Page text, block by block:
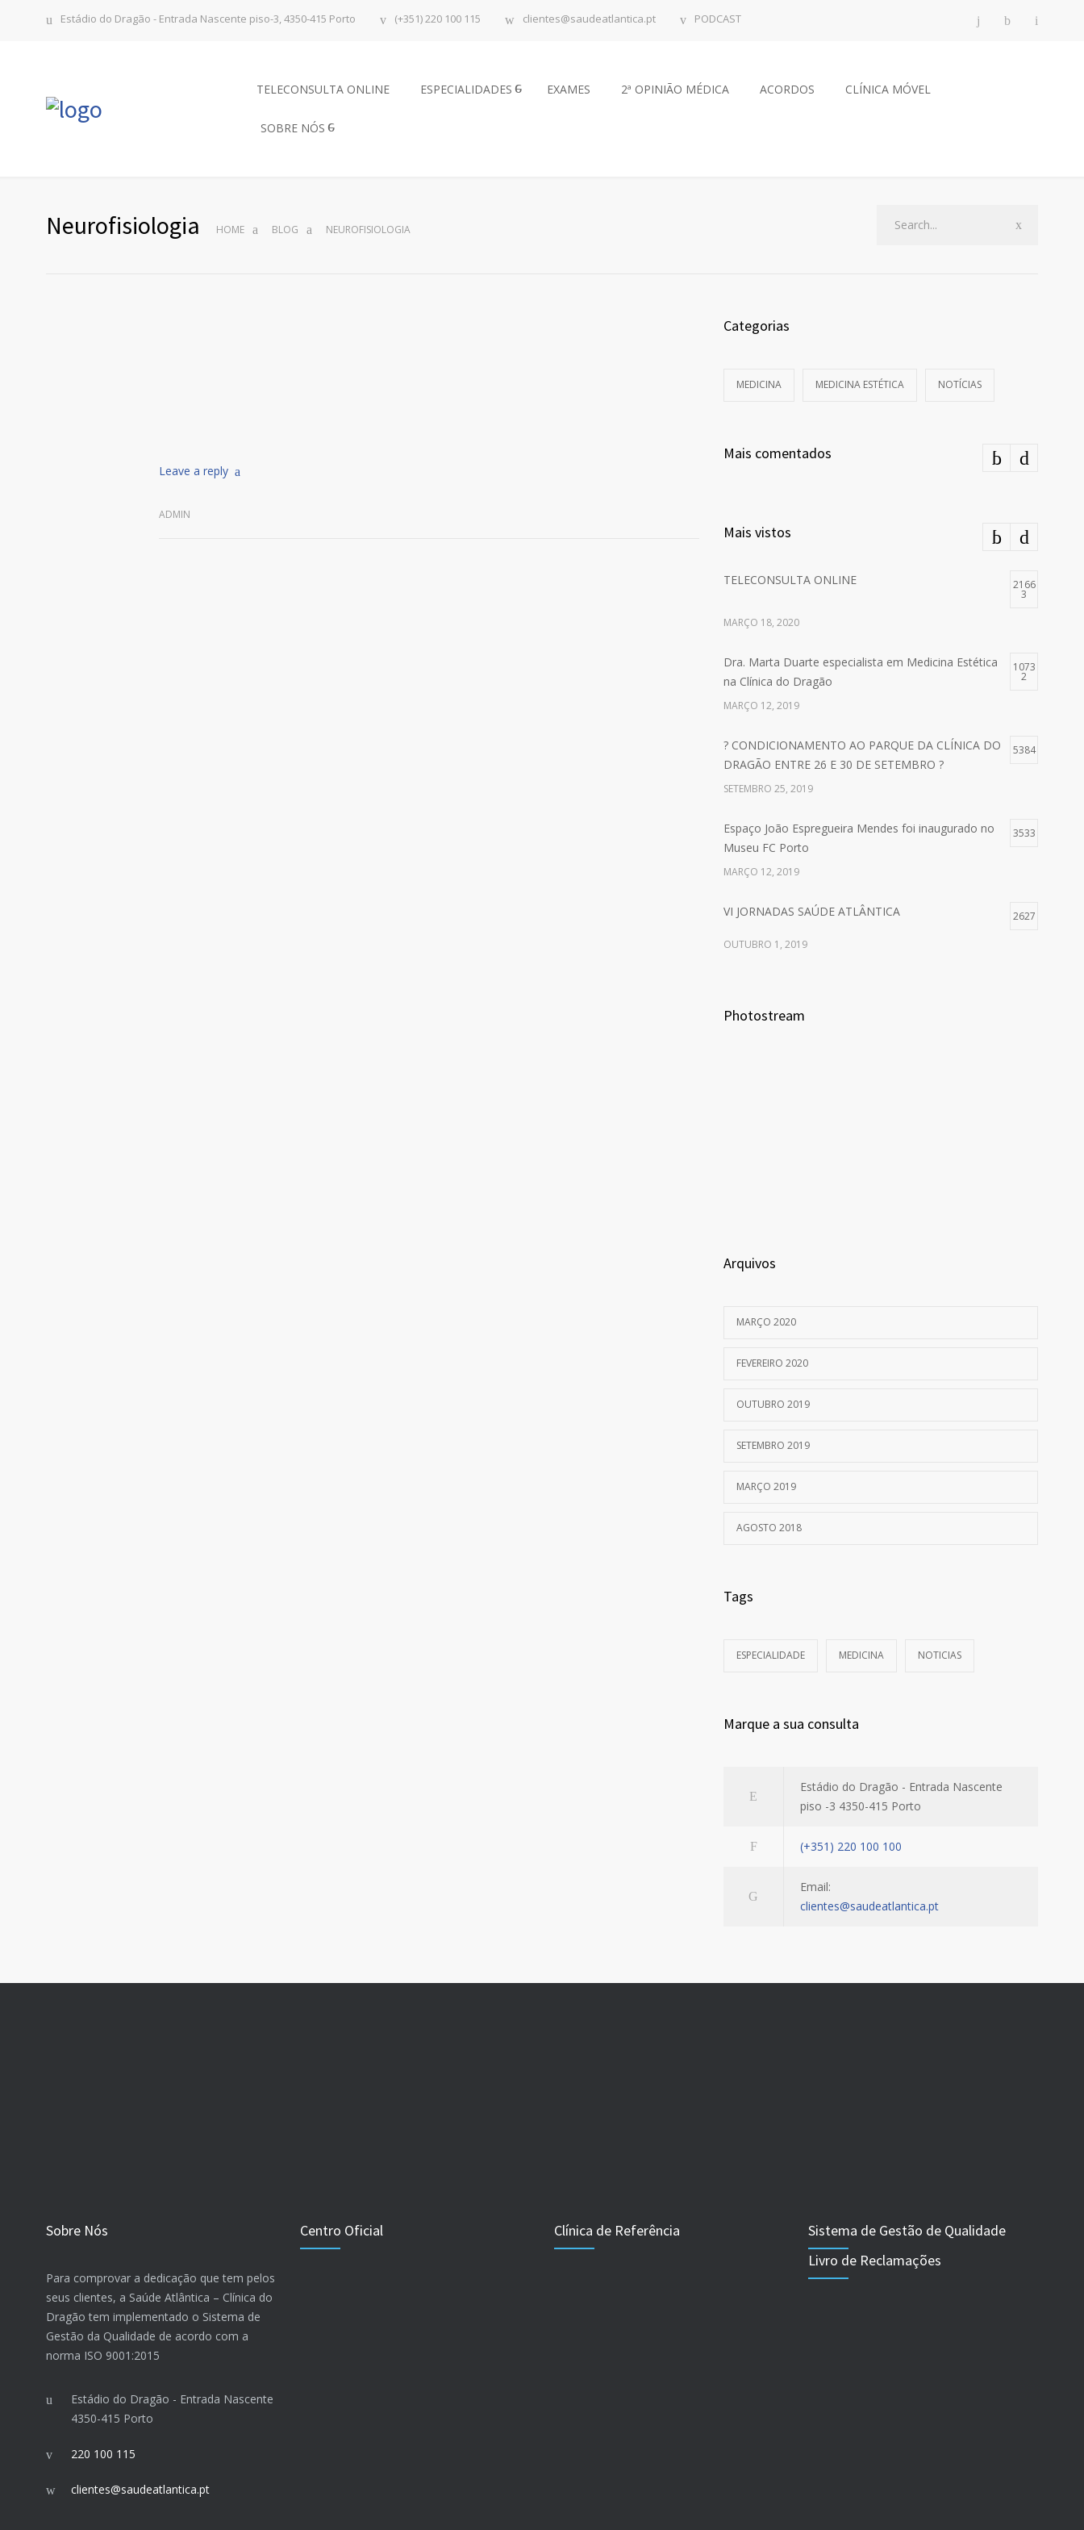
Estádio do Dragão - Entrada Nascente piso-3, 4350-415 Porto (+351) 220 100 115 clientes@saudeatlantica.pt PODCAST
TELECONSULTA ONLINE ESPECIALIDADES EXAMES 2ª OPINIÃO MÉDICA ACORDOS CLÍNICA MÓVEL
SOBRE NÓS
Neurofisiologia HOME BLOG NEUROFISIOLOGIA
Leave a reply
ADMIN
Categorias
MEDICINA MEDICINA ESTÉTICA NOTÍCIAS
Mais comentados
Mais vistos
TELECONSULTA ONLINE 2166
3
MARÇO 18, 2020
Dra. Marta Duarte especialista em Medicina Estética
na Clínica do Dragão
1073
2
MARÇO 12, 2019
? CONDICIONAMENTO AO PARQUE DA CLÍNICA DO
DRAGÃO ENTRE 26 E 30 DE SETEMBRO ?
5384
SETEMBRO 25, 2019
Espaço João Espregueira Mendes foi inaugurado no
Museu FC Porto
3533
MARÇO 12, 2019
VI JORNADAS SAÚDE ATLÂNTICA 2627
OUTUBRO 1, 2019
Photostream
Arquivos
MARÇO 2020
FEVEREIRO 2020
OUTUBRO 2019
SETEMBRO 2019
MARÇO 2019
AGOSTO 2018
Tags
ESPECIALIDADE MEDICINA NOTICIAS
Marque a sua consulta
Estádio do Dragão - Entrada Nascente
piso -3 4350-415 Porto
(+351) 220 100 100
Email:
clientes@saudeatlantica.pt
Sobre Nós
Para comprovar a dedicação que tem pelos
seus clientes, a Saúde Atlântica – Clínica do
Dragão tem implementado o Sistema de
Gestão da Qualidade de acordo com a
norma ISO 9001:2015
Estádio do Dragão - Entrada Nascente
4350-415 Porto
220 100 115
clientes@saudeatlantica.pt
Centro Oficial Clínica de Referência
Sistema de Gestão de Qualidade
Livro de Reclamações